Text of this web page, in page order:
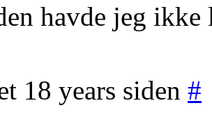
havde jeg
18 years siden #